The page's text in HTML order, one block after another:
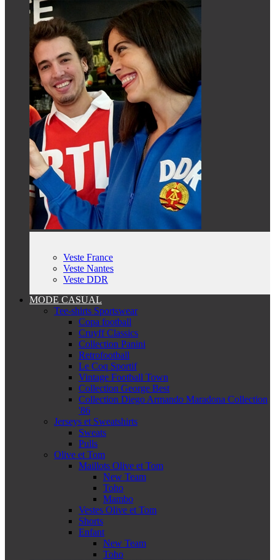
Veste France
Veste Nantes
Veste DDR
MODE CASUAL
Tee-shirts Sportswear
Copa football
Cruyff Classics
Collection Panini
Retrofootball
Le Coq Sportif
Vintage Football Town
Collection George Best
Collection Diego Armando Maradona Collection
'86
Jerseys et Sweatshirts
Sweats
Pulls
Olive et Tom
Maillots Olive et Tom
New Team
Toho
Mambo
Vestes Olive et Tom
Shorts
Enfant
New Team
Toho